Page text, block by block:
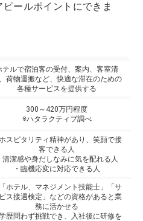
ールポイントにできま
テルで宿泊客の受付、案内、客室清
荷物運搬など、快適な滞在のための
各種サービスを提供する
300～420万円程度
※ハタラクティブ調べ
ホスピタリティ精神があり、笑顔で接
客できる人
清潔感や身だしなみに気を配れる人
・臨機応変に対応できる人
「ホテル、マネジメント技能士」「サ
ス接遇検定」などの資格があると業
務に活かせる
学歴問わず挑戦でき、入社後に研修を